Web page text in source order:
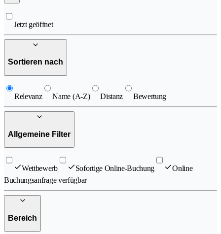
Jetzt geöffnet
Sortieren nach
Relevanz Name (A-Z) Distanz Bewertung
Allgemeine Filter
Wettbewerb Sofortige Online-Buchung
Online
Buchungsanfrage verfügbar
Bereich